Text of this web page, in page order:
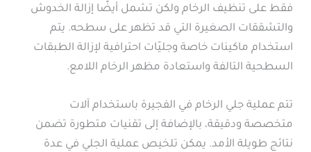
فقط على تنظيف الرخام ولكن تشمل أيضًا إزالة الخدوش
والتشققات الصغيرة التي قد تظهر على سطحه. يتم
استخدام ماكينات خاصة وجليّات احترافية لإزالة الطبقات
السطحية التالفة واستعادة مظهر الرخام اللامع.
تتم عملية جلي الرخام في الفجيرة باستخدام آلات
متخصصة ودقيقة، بالإضافة إلى تقنيات متطورة تضمن
نتائج طويلة الأمد. يمكن تلخيص عملية الجلي في عدة